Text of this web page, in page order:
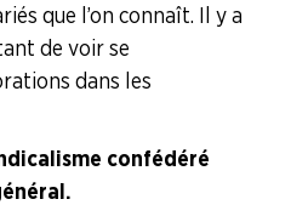
que l’on connaît. Il y a
de voir se
dans les
confédéré